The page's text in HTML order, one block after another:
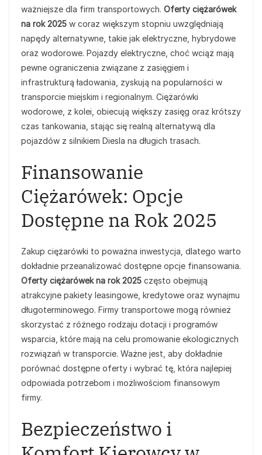
ważniejsze dla firm transportowych. Oferty ciężarówek
na rok 2025 w coraz większym stopniu uwzględniają
napędy alternatywne, takie jak elektryczne, hybrydowe
oraz wodorowe. Pojazdy elektryczne, choć wciąż mają
pewne ograniczenia związane z zasięgiem i
infrastrukturą ładowania, zyskują na popularności w
transporcie miejskim i regionalnym. Ciężarówki
wodorowe, z kolei, obiecują większy zasięg oraz krótszy
czas tankowania, stając się realną alternatywą dla
pojazdów z silnikiem Diesla na długich trasach.
Finansowanie
Ciężarówek: Opcje
Dostępne na Rok 2025
Zakup ciężarówki to poważna inwestycja, dlatego warto
dokładnie przeanalizować dostępne opcje finansowania.
Oferty ciężarówek na rok 2025 często obejmują
atrakcyjne pakiety leasingowe, kredytowe oraz wynajmu
długoterminowego. Firmy transportowe mogą również
skorzystać z różnego rodzaju dotacji i programów
wsparcia, które mają na celu promowanie ekologicznych
rozwiązań w transporcie. Ważne jest, aby dokładnie
porównać dostępne oferty i wybrać tę, która najlepiej
odpowiada potrzebom i możliwościom finansowym
firmy.
Bezpieczeństwo i